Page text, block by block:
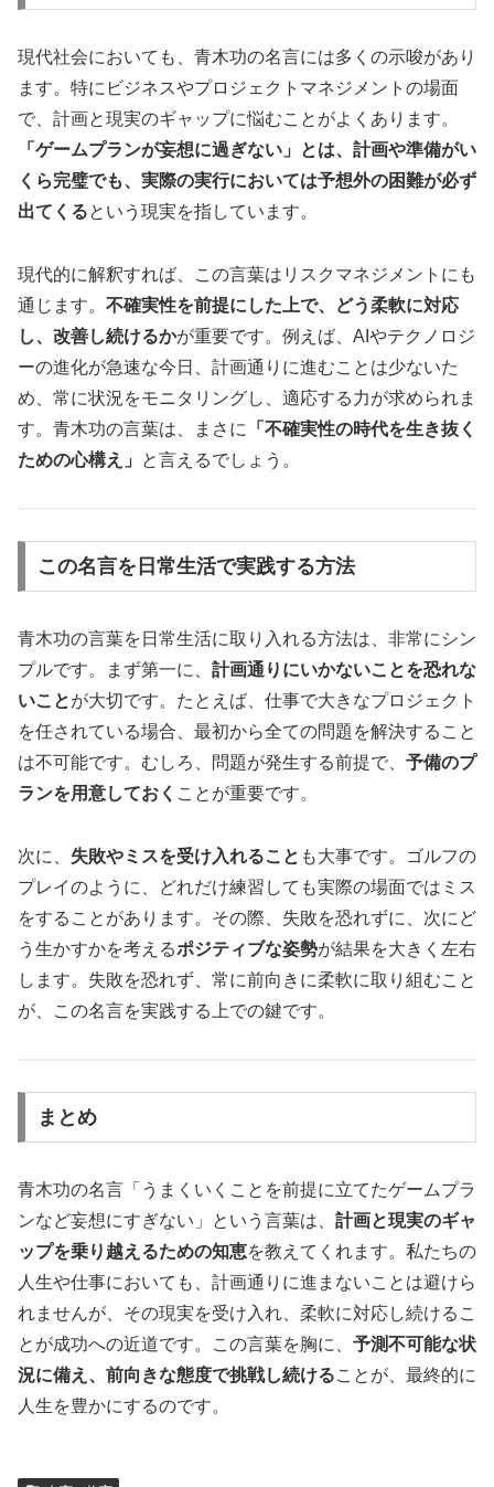
現代社会においても、青木功の名言には多くの示唆があり
ます。特にビジネスやプロジェクトマネジメントの場面
で、計画と現実のギャップに悩むことがよくあります。
「ゲームプランが妄想に過ぎない」とは、計画や準備がい
くら完璧でも、実際の実行においては予想外の困難が必ず
出てくるという現実を指しています。
現代的に解釈すれば、この言葉はリスクマネジメントにも
通じます。 不確実性を前提にした上で、どう柔軟に対応
し、改善し続けるかが重要です。例えば、AIやテクノロジ
ーの進化が急速な今日、計画通りに進むことは少ないた
め、常に状況をモニタリングし、適応する力が求められま
す。青木功の言葉は、まさに
「不確実性の時代を生き抜く
ための心構え」
と言えるでしょう。
この名言を日常生活で実践する方法
青木功の言葉を日常生活に取り入れる方法は、非常にシン
プルです。まず第一に、 計画通りにいかないことを恐れな
いことが大切です。たとえば、仕事で大きなプロジェクト
を任されている場合、最初から全ての問題を解決すること
は不可能です。むしろ、問題が発生する前提で、 予備のプ
ランを用意しておく ことが重要です。
次に、 失敗やミスを受け入れること も大事です。ゴルフの
プレイのように、どれだけ練習しても実際の場面ではミス
をすることがあります。その際、失敗を恐れずに、次にど
う生かすかを考えるポジティブな姿勢が結果を大きく左右
します。失敗を恐れず、常に前向きに柔軟に取り組むこと
が、この名言を実践する上での鍵です。
まとめ
青木功の名言「うまくいくことを前提に立てたゲームプラ
ンなど妄想にすぎない」という言葉は、 計画と現実のギャ
ップを乗り越えるための知恵を教えてくれます。私たちの
人生や仕事においても、計画通りに進まないことは避けら
れませんが、その現実を受け入れ、柔軟に対応し続けるこ
とが成功への近道です。この言葉を胸に、 予測不可能な状
況に備え、前向きな態度で挑戦し続けることが、最終的に
人生を豊かにするのです。